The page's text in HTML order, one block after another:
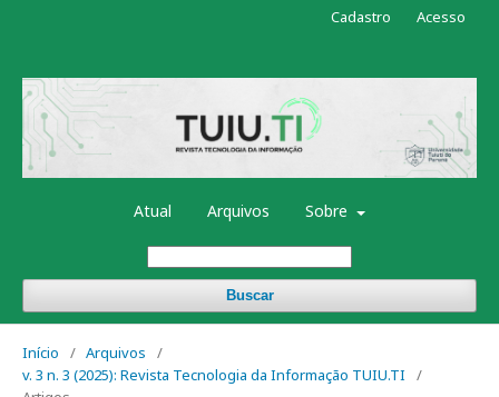
Atual Arquivos Sobre
Buscar
Cadastro Acesso
Início / Arquivos
/
v. 3 n. 3 (2025): Revista Tecnologia da Informação TUIU.TI
/